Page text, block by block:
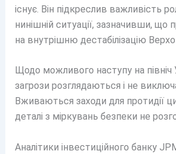
існує. Він підкреслив важливість
нинішній ситуації, зазначивши, що
на внутрішню дестабілізацію
Щодо можливого наступу на північ
загрози розглядаються і не
Вживаються заходи для протидії
деталі з міркувань безпеки не
Аналітики інвестиційного банку